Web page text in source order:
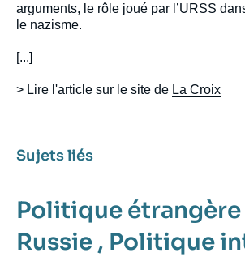
arguments, le rôle joué par l’URSS
le nazisme.
[...]
> Lire l'article sur le site de La Croix
Sujets liés
Politique étrangère
Russie , Politique